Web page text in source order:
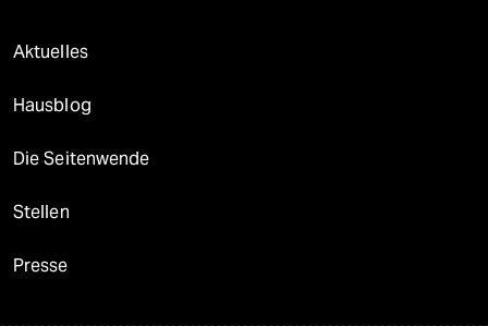
Aktuelles
Hausblog
Die Seitenwende
Stellen
Presse